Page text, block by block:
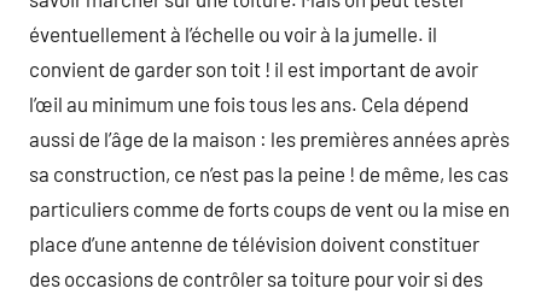
éventuellement à l’échelle ou voir à la jumelle. il
convient de garder son toit ! il est important de avoir
l’œil au minimum une fois tous les ans. Cela dépend
aussi de l’âge de la maison : les premières années après
sa construction, ce n’est pas la peine ! de même, les cas
particuliers comme de forts coups de vent ou la mise en
place d’une antenne de télévision doivent constituer
des occasions de contrôler sa toiture pour voir si des